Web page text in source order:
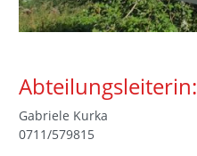
Abteilungsleiterin:
Gabriele Kurka
0711/579815